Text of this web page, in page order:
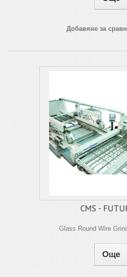
Добавяне за
CMS -
Glass Round Wire
Още